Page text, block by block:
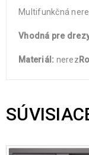
Multifunkčná
Vhodná pre
Materiál: nerez